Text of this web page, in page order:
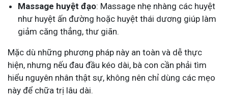
Massage huyệt đạo: Massage nhẹ nhàng các huyệt
như huyệt ấn đường hoặc huyệt thái dương giúp làm
giảm căng thẳng, thư giãn.
Mặc dù những phương pháp này an toàn và dễ thực
hiện, nhưng nếu đau đầu kéo dài, bà con cần phải tìm
hiểu nguyên nhân thật sự, không nên chỉ dùng các mẹo
này để chữa trị lâu dài.